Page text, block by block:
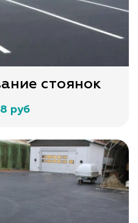
стоянок
руб